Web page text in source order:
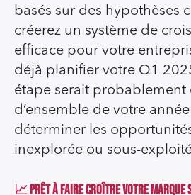
basés sur des hypothèses
créerez un système de
efficace pour votre
déjà planifier votre Q1
étape serait
d’ensemble de votre
déterminer les
inexplorée ou sous-
📈 Prêt à faire croître votre marque